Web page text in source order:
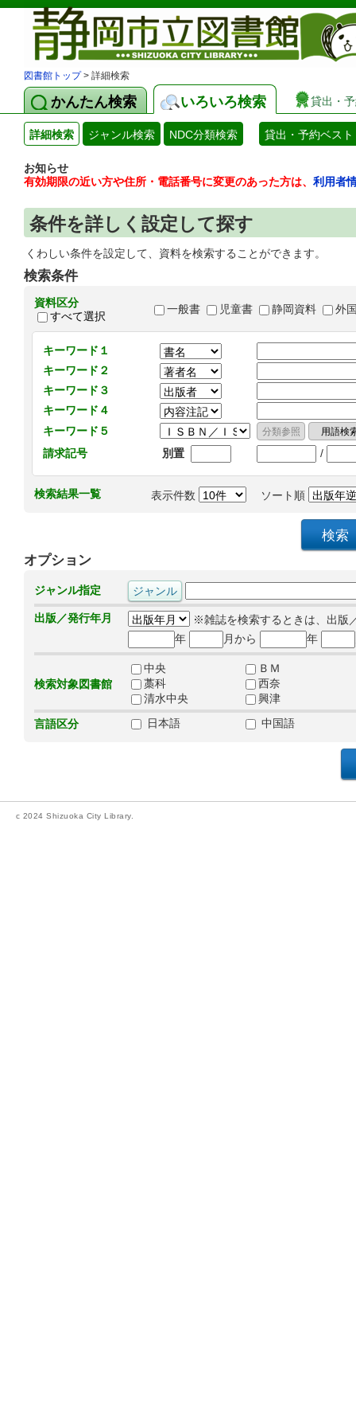
図書館トップ> 詳細検索
かんたん検索 いろいろ検索 貸出・
詳細検索 ジャンル検索 NDC分類検索 貸出・予約ベスト
お知らせ
有効期限の近い方や住所・電話番号に変更のあった方は、 利用者
条件を詳しく設定して探す
くわしい条件を設定して、資料を検索することができます。
検索条件
資料区分
すべて選択
一般書 児童書 静岡資料 外
キーワード１
キーワード２
キーワード３
キーワード４
キーワード５
請求記号
別置 /
検索結果一覧 表示件数 ソート順
オプション
ジャンル指定
出版／発行年月
※雑誌を検索するときは、出版
年
月から 年
検索対象図書館
中央
ＢＭ
藁科
西奈
清水中央
興津
言語区分
日本語 中国語
c 2024 Shizuoka City Library.